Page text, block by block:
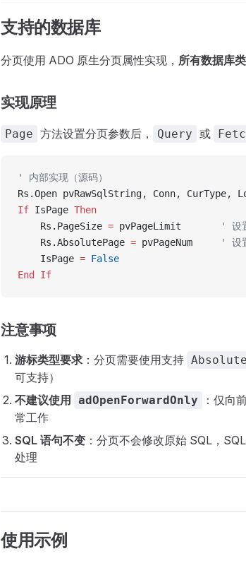
支持的数据库
分页使用 ADO 原生分页属性实现， 所有数据库
实现原理
Page 方法设置分页参数后， Query 或
' 内部实现（源码）
Rs.Open pvRawSqlString, Conn, CurType,
If IsPage Then
    Rs.PageSize
= pvPageLimit
' 设
    Rs.AbsolutePage
= pvPageNum
' 设
    IsPage
= False
End If
注意事项
游标类型要求 ：分页需要使用支持
可支持）
不建议使用
adOpenForwardOnly ：仅向
常工作
SQL 语句不变 ：分页不会修改原始 SQL，
处理
使用示例